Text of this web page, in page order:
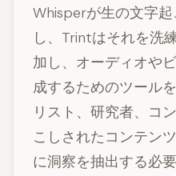
Whisperが生の文字
し、Trintはそれを洗
加し、オーディオや
成するためのツール
リスト、研究者、コ
こしされたコンテン
に洞察を抽出する必